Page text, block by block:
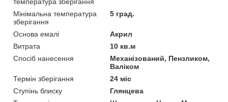
Мінімальна температура
зберігання
5 град.
Основа емалі
Акрил
Витрата
10 кв.м
Спосіб нанесення
Механізований, Пензликом,
Валіком
Термін зберігання
24 міс
Ступінь блиску
Глянцева